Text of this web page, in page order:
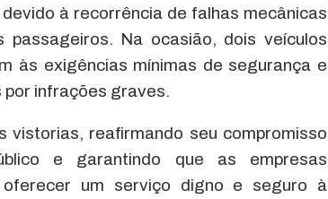
à recorrência de falhas mecânicas
passageiros. Na ocasião, dois veículos
às exigências mínimas de segurança e
infrações graves.
reafirmando seu compromisso
e garantindo que as empresas
oferecer um serviço digno e seguro à